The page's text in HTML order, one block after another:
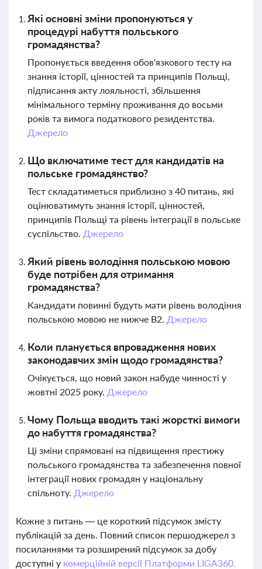
Які основні зміни пропонуються у
процедурі набуття польського
громадянства?
Пропонується введення обов'язкового тесту на
знання історії, цінностей та принципів Польщі,
підписання акту лояльності, збільшення
мінімального терміну проживання до восьми
років та вимога податкового резидентства.
Джерело
Що включатиме тест для кандидатів на
польське громадянство?
Тест складатиметься приблизно з 40 питань, які
оцінюватимуть знання історії, цінностей,
принципів Польщі та рівень інтеграції в польське
суспільство. Джерело
Який рівень володіння польською мовою
буде потрібен для отримання
громадянства?
Кандидати повинні будуть мати рівень володіння
польською мовою не нижче B2. Джерело
Коли планується впровадження нових
законодавчих змін щодо громадянства?
Очікується, що новий закон набуде чинності у
жовтні 2025 року. Джерело
Чому Польща вводить такі жорсткі вимоги
до набуття громадянства?
Ці зміни спрямовані на підвищення престижу
польського громадянства та забезпечення повної
інтеграції нових громадян у національну
спільноту. Джерело
Кожне з питань — це короткий підсумок змісту
публікацій за день. Повний список першоджерел з
посиланнями та розширений підсумок за добу
доступні у комерційній версії Платформи LIGA360.